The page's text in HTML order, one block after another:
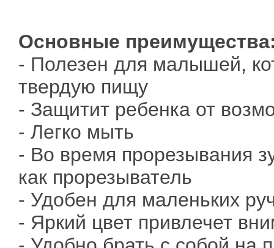
Основные
- Полезен для малышей,
твердую пищу
- Защитит ребенка от
- Легко мыть
- Во время прорезывания
как прорезыватель
- Удобен для маленьких
- Яркий цвет привлечет